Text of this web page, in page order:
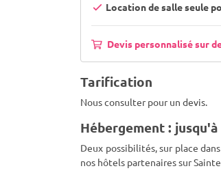
Location de salle seule
Devis personnalisé sur
Tarification
Nous consulter pour un devis.
Hébergement :
Deux possibilités, sur place
nos hôtels partenaires sur